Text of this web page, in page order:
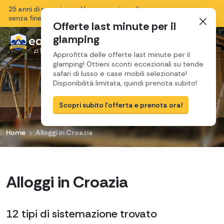
Offerte last minute per il
glamping
Approfitta delle offerte last minute per il
glamping! Ottieni sconti eccezionali su tende
safari di lusso e case mobili selezionate!
Disponibilità limitata, quindi prenota subito!
Scopri subito l'offerta e prenota ora!
25 anni di esperienza, Una sensazione di vacanza
senza fine e una passione per la Croazia.
Home Alloggi in Croazia
Alloggi in Croazia
12 tipi di sistemazione trovato